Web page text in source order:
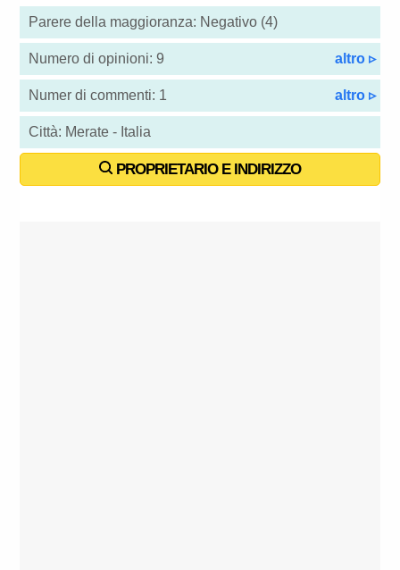
Parere della maggioranza: Negativo (4)
Numero di opinioni: 9 altro ▹
Numer di commenti: 1 altro ▹
Città: Merate - Italia
PROPRIETARIO E INDIRIZZO